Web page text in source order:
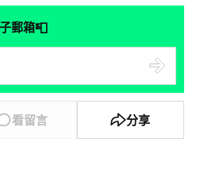
郵箱📮
看留言 分享